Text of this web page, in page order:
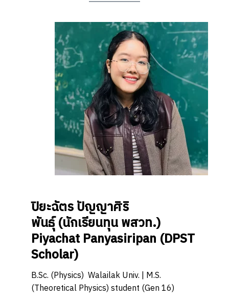
ปิยะฉัตร ปัญญาศิริ
พันธ์ุ(นักเรียนทุน พสวท.)
Piyachat Panyasiripan (DPST
Scholar)
B.Sc. (Physics) Walailak Univ. | M.S.
(Theoretical Physics) student (Gen 16)